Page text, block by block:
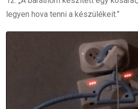
legyen hova tenni a készülékeit.”